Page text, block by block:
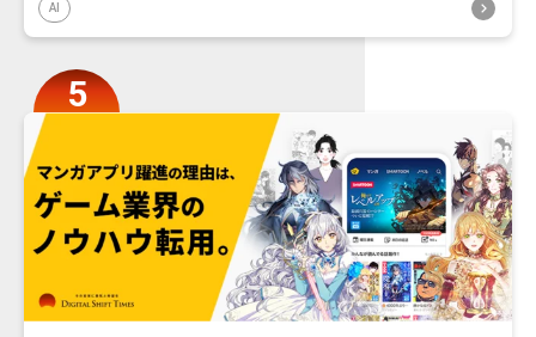
AI